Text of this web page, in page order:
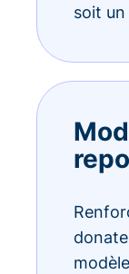
soit